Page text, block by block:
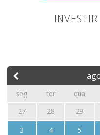
INVESTIR
seg ter qua
27
28 29
3
4 5